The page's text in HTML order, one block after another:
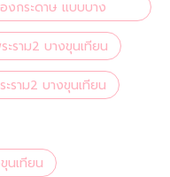
กระดาษ แบบบาง
ราม2 บางขุนเทียน
ราม2 บางขุนเทียน
นเทียน